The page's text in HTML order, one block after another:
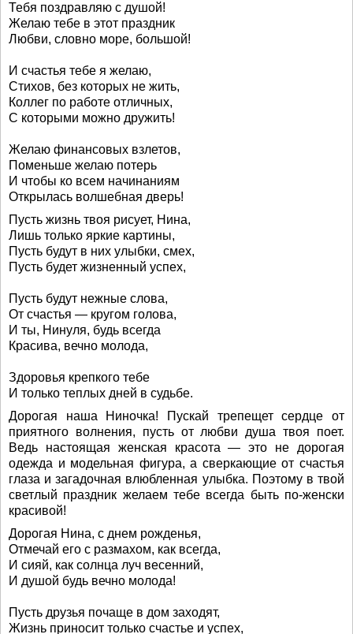
Тебя поздравляю с душой!
Желаю тебе в этот праздник
Любви, словно море, большой!
И счастья тебе я желаю,
Стихов, без которых не жить,
Коллег по работе отличных,
С которыми можно дружить!
Желаю финансовых взлетов,
Поменьше желаю потерь
И чтобы ко всем начинаниям
Открылась волшебная дверь!
Пусть жизнь твоя рисует, Нина,
Лишь только яркие картины,
Пусть будут в них улыбки, смех,
Пусть будет жизненный успех,
Пусть будут нежные слова,
От счастья — кругом голова,
И ты, Нинуля, будь всегда
Красива, вечно молода,
Здоровья крепкого тебе
И только теплых дней в судьбе.
Дорогая наша Ниночка! Пускай трепещет сердце от
приятного волнения, пусть от любви душа твоя поет.
Ведь настоящая женская красота — это не дорогая
одежда и модельная фигура, а сверкающие от счастья
глаза и загадочная влюбленная улыбка. Поэтому в твой
светлый праздник желаем тебе всегда быть по-женски
красивой!
Дорогая Нина, с днем рожденья,
Отмечай его с размахом, как всегда,
И сияй, как солнца луч весенний,
И душой будь вечно молода!
Пусть друзья почаще в дом заходят,
Жизнь приносит только счастье и успех,